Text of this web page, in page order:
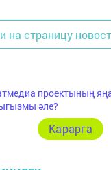
на страницу
проектының
әле?
Карарга